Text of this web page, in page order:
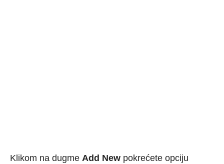
Klikom na dugme Add New pokrećete opciju